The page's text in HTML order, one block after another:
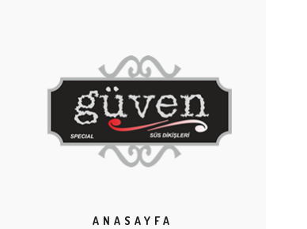
ANASAYFA